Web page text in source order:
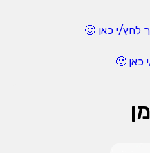
לחץ/י כאן 🙂
כאן 🙂